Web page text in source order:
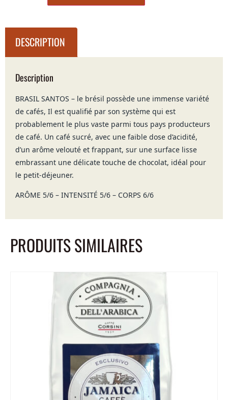
DESCRIPTION
Description
BRASIL SANTOS – le brésil possède une immense variété
de cafés, Il est qualifié par son système qui est
probablement le plus vaste parmi tous pays producteurs
de café. Un café sucré, avec une faible dose d’acidité,
d’un arôme velouté et frappant, sur une surface lisse
embrassant une délicate touche de chocolat, idéal pour
le petit-déjeuner.
ARÔME 5/6 – INTENSITÉ 5/6 – CORPS 6/6
PRODUITS SIMILAIRES